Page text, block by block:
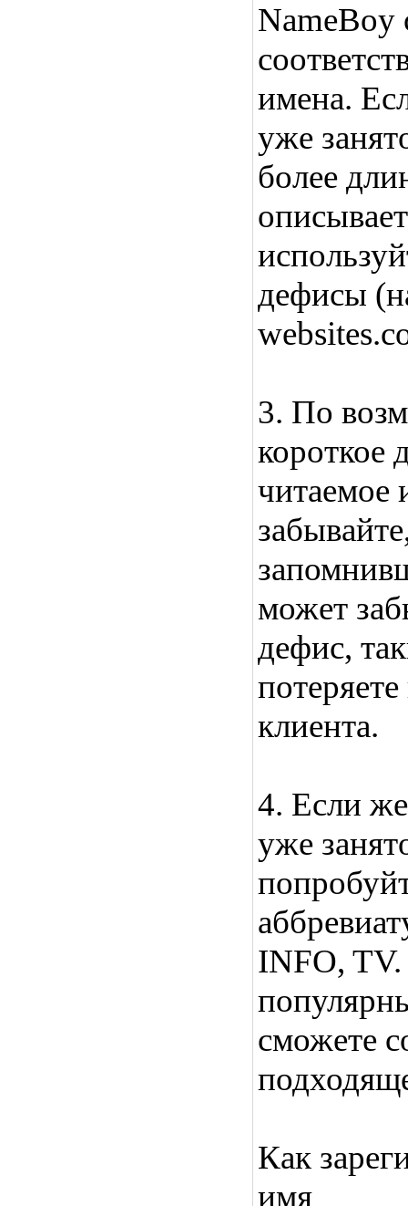
NameBoy
имена.
уже
более
дефисы
3. По
короткое
читаемое
может
дефис,
клиента.
4. Если
уже
INFO, TV.
сможете
Как
имя